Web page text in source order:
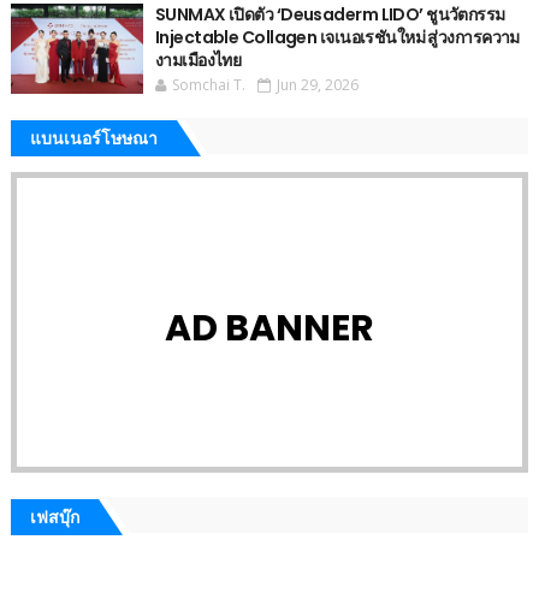
SUNMAX เปิดตัว ‘Deusaderm LIDO’ ชูนวัตกรรม
Injectable Collagen เจเนอเรชันใหม่ สู่วงการความ
งามเมืองไทย
Somchai T. Jun 29, 2026
แบนเนอร์โษษณา
AD BANNER
เฟสบุ๊ก